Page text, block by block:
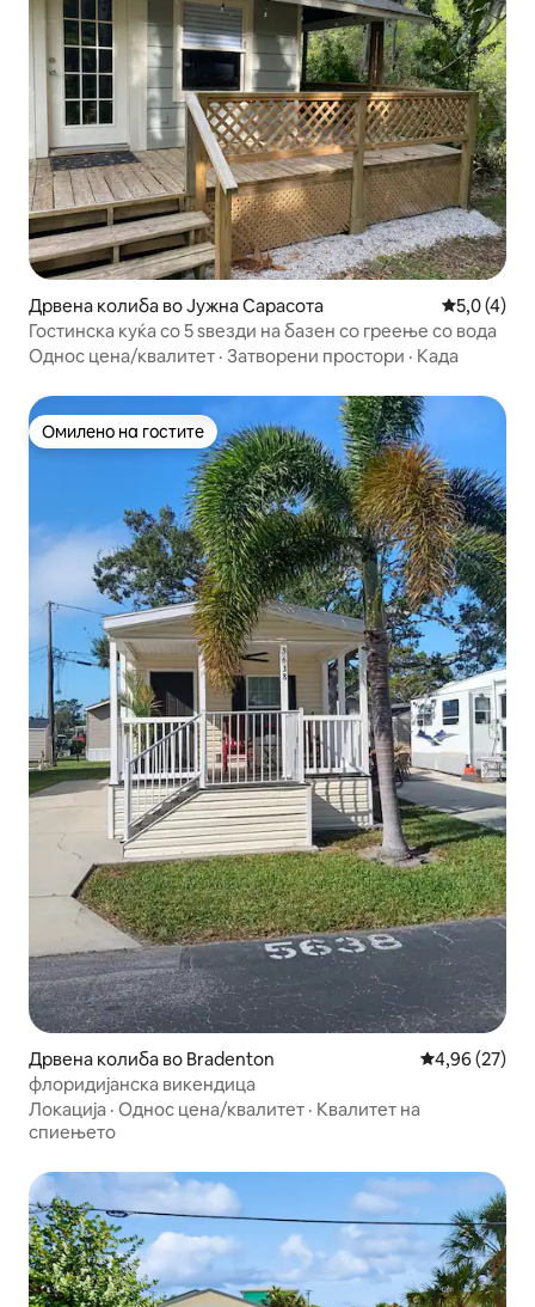
Дрвена колиба во Јужна Сарасота Просечна
5,0 (4)
Гостинска куќа со 5 ѕвезди на базен со греење со вода
Однос цена/квалитет · Затворени простори · Када
Омилено на гостите
Омилено на гостите
Дрвена колиба во Bradenton Просечна
4,96 (27)
флоридијанска викендица
Локација · Однос цена/квалитет · Квалитет на
спиењето